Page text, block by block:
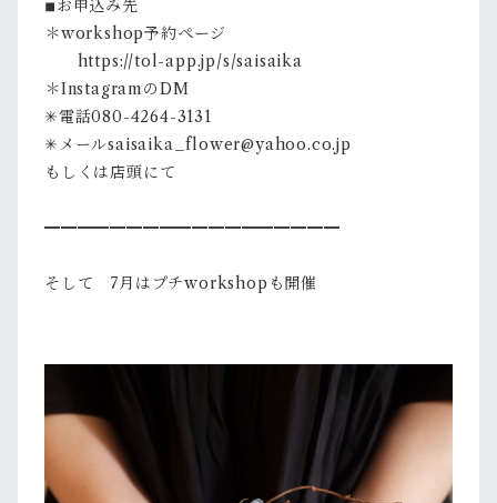
◾︎お申込み先
＊workshop予約ページ
https://tol-app.jp/s/saisaika
＊InstagramのDM
✳︎電話080-4264-3131
✳︎メールsaisaika_flower@yahoo.co.jp
もしくは店頭にて
━━━━━━━━━━━━━━━━━━
そして 7月はプチworkshopも開催